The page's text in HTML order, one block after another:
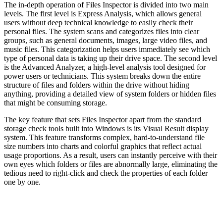
The in-depth operation of Files Inspector is divided into two main
levels. The first level is Express Analysis, which allows general
users without deep technical knowledge to easily check their
personal files. The system scans and categorizes files into clear
groups, such as general documents, images, large video files, and
music files. This categorization helps users immediately see which
type of personal data is taking up their drive space. The second level
is the Advanced Analyzer, a high-level analysis tool designed for
power users or technicians. This system breaks down the entire
structure of files and folders within the drive without hiding
anything, providing a detailed view of system folders or hidden files
that might be consuming storage.
The key feature that sets Files Inspector apart from the standard
storage check tools built into Windows is its Visual Result display
system. This feature transforms complex, hard-to-understand file
size numbers into charts and colorful graphics that reflect actual
usage proportions. As a result, users can instantly perceive with their
own eyes which folders or files are abnormally large, eliminating the
tedious need to right-click and check the properties of each folder
one by one.